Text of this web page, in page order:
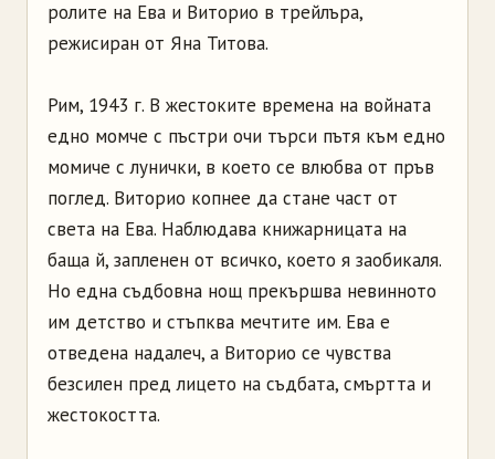
ролите на Ева и Виторио в трейлъра,
режисиран от Яна Титова.
Рим, 1943 г. В жестоките времена на войната
едно момче с пъстри очи търси пътя към едно
момиче с лунички, в което се влюбва от пръв
поглед. Виторио копнее да стане част от
света на Ева. Наблюдава книжарницата на
баща й, запленен от всичко, което я заобикаля.
Но една съдбовна нощ прекършва невинното
им детство и стъпква мечтите им. Ева е
отведена надалеч, а Виторио се чувства
безсилен пред лицето на съдбата, смъртта и
жестокостта.